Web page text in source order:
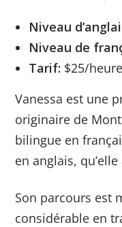
Niveau
Niveau de
Tarif: $25/heure
Vanessa est une
originaire de
bilingue en
en anglais,
Son parcours est
considérable en